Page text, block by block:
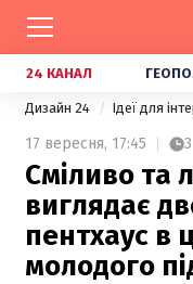
24 КАНАЛ
Дизайн 24 Ідеї для
17 вересня, 17:45 3
Сміливо та
виглядає
пентхаус в
молодого